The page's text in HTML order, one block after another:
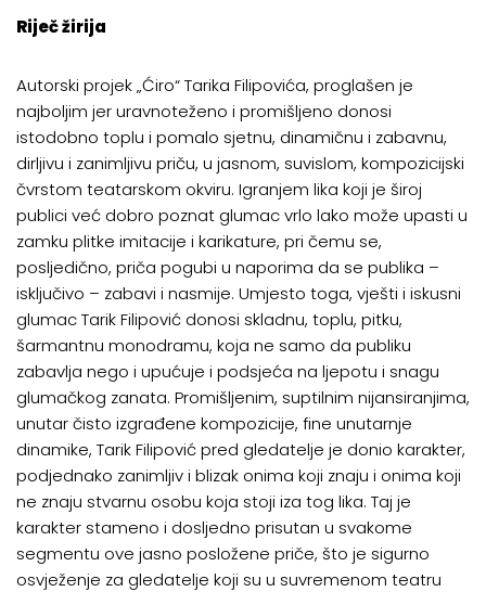
Riječ žirija
Autorski projek „Ćiro“ Tarika Filipovića, proglašen je
najboljim jer uravnoteženo i promišljeno donosi
istodobno toplu i pomalo sjetnu, dinamičnu i zabavnu,
dirljivu i zanimljivu priču, u jasnom, suvislom, kompozicijski
čvrstom teatarskom okviru. Igranjem lika koji je široj
publici već dobro poznat glumac vrlo lako može upasti u
zamku plitke imitacije i karikature, pri čemu se,
posljedično, priča pogubi u naporima da se publika –
isključivo – zabavi i nasmije. Umjesto toga, vješti i iskusni
glumac Tarik Filipović donosi skladnu, toplu, pitku,
šarmantnu monodramu, koja ne samo da publiku
zabavlja nego i upućuje i podsjeća na ljepotu i snagu
glumačkog zanata. Promišljenim, suptilnim nijansiranjima,
unutar čisto izgrađene kompozicije, fine unutarnje
dinamike, Tarik Filipović pred gledatelje je donio karakter,
podjednako zanimljiv i blizak onima koji znaju i onima koji
ne znaju stvarnu osobu koja stoji iza tog lika. Taj je
karakter stameno i dosljedno prisutan u svakome
segmentu ove jasno posložene priče, što je sigurno
osvježenje za gledatelje koji su u suvremenom teatru